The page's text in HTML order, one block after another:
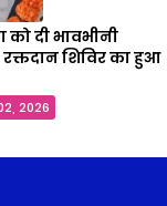
को दी भावभीनी
रक्तदान शिविर का हुआ
2026